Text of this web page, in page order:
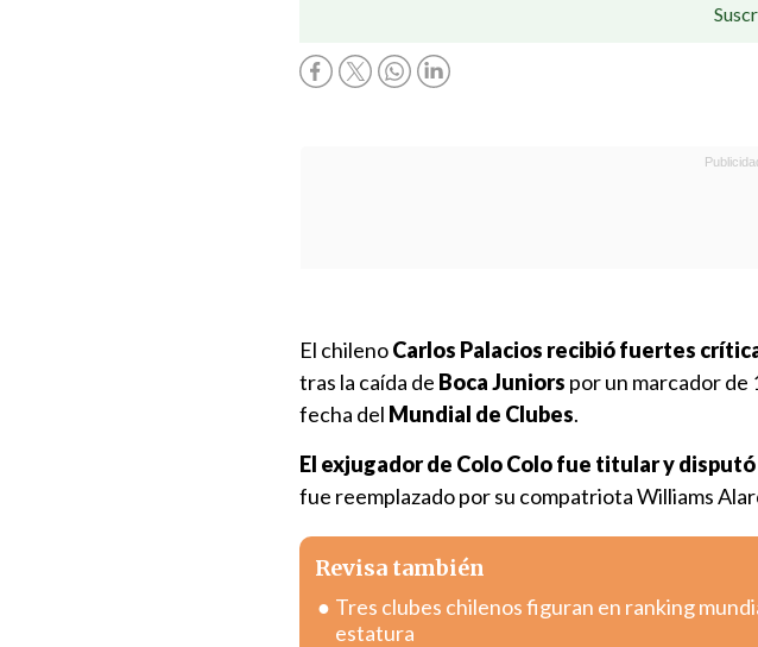
El chilenoCarlos Palacios recibió fuertes
tras la caída de Boca Juniors por un marcador de
fecha del Mundial de Clubes.
El exjugador de Colo Colo fue titular y
fue reemplazado por su compatriota Williams
Revisa también
Tres clubes chilenos figuran en ranking
estatura